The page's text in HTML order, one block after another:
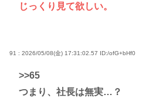
じっくり見て欲しい。
91 : 2026/05/08(金) 17:31:02.57 ID:/ofG+bHf0
>>65
つまり、社長は無実…？